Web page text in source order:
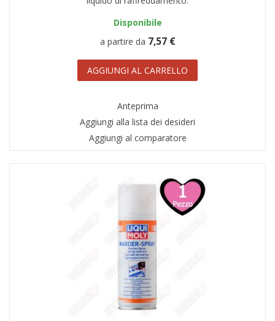
Disponibile
a partire da 7,57 €
AGGIUNGI AL CARRELLO
Anteprima
Aggiungi alla lista dei desideri
Aggiungi al comparatore